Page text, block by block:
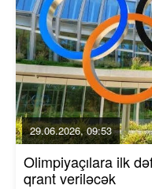
29.06.2026, 09:53
Olimpiyaçılara ilk
qrant veriləcək